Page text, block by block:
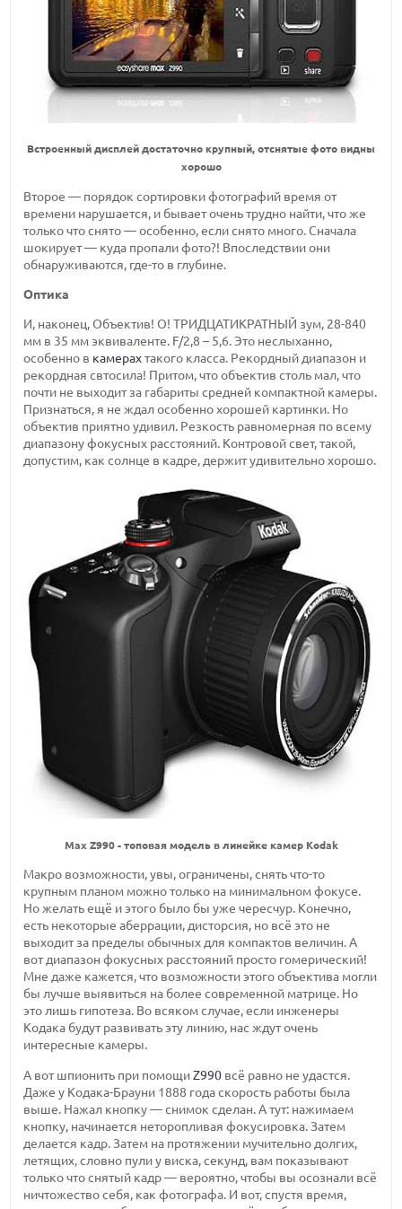
Встроенный дисплей достаточно крупный, отснятые фото видны
хорошо
Второе — порядок сортировки фотографий время от
времени нарушается, и бывает очень трудно найти, что же
только что снято — особенно, если снято много. Сначала
шокирует — куда пропали фото?! Впоследствии они
обнаруживаются, где-то в глубине.
Оптика
И, наконец, Объектив! О! ТРИДЦАТИКРАТНЫЙ зум, 28-840
мм в 35 мм эквиваленте. F/2,8 – 5,6. Это неслыханно,
особенно в камерахтакого класса. Рекордный диапазон и
рекордная свтосила! Притом, что объектив столь мал, что
почти не выходит за габариты средней компактной камеры.
Признаться, я не ждал особенно хорошей картинки. Но
объектив приятно удивил. Резкость равномерная по всему
диапазону фокусных расстояний. Контровой свет, такой,
допустим, как солнце в кадре, держит удивительно хорошо.
Max Z990 - топовая модель в линейке камер Kodak
Макро возможности, увы, ограничены, снять что-то
крупным планом можно только на минимальном фокусе.
Но желать ещё и этого было бы уже чересчур. Конечно,
есть некоторые аберрации, дисторсия, но всё это не
выходит за пределы обычных для компактов величин. А
вот диапазон фокусных расстояний просто гомерический!
Мне даже кажется, что возможности этого объектива могли
бы лучше выявиться на более современной матрице. Но
это лишь гипотеза. Во всяком случае, если инженеры
Кодака будут развивать эту линию, нас ждут очень
интересные камеры.
А вот шпионить при помощиZ990 всё равно не удастся.
Даже у Кодака-Брауни 1888 года скорость работы была
выше. Нажал кнопку — снимок сделан. А тут: нажимаем
кнопку, начинается неторопливая фокусировка. Затем
делается кадр. Затем на протяжении мучительно долгих,
летящих, словно пули у виска, секунд, вам показывают
только что снятый кадр — вероятно, чтобы вы осознали всё
ничтожество себя, как фотографа. И вот, спустя время,